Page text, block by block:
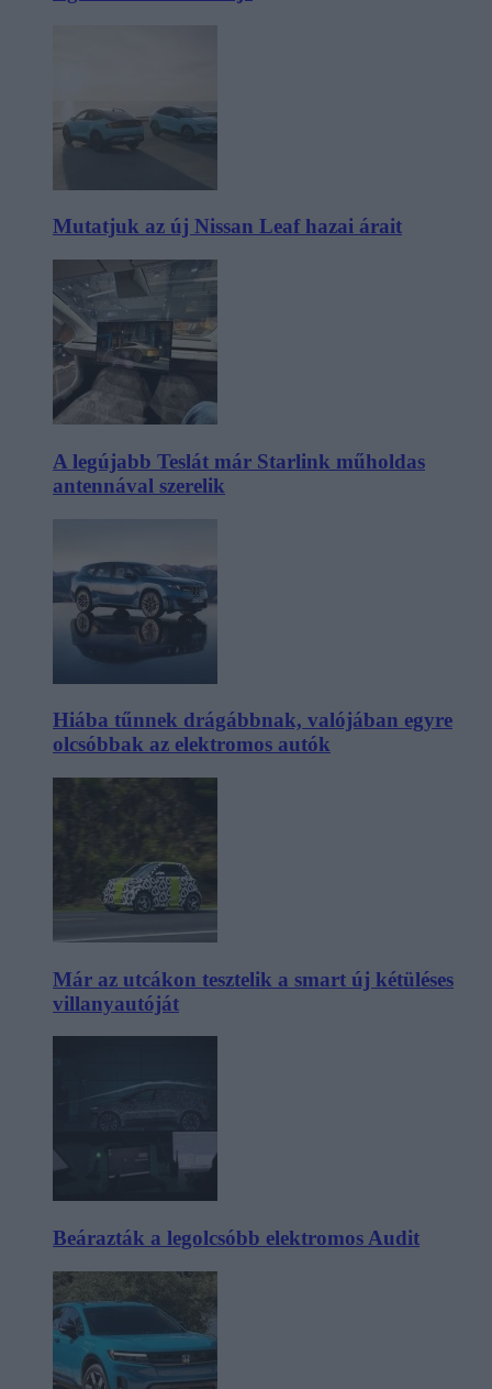
Mutatjuk az új Nissan Leaf hazai árait
A legújabb Teslát már Starlink műholdas
antennával szerelik
Hiába tűnnek drágábbnak, valójában egyre
olcsóbbak az elektromos autók
Már az utcákon tesztelik a smart új kétüléses
villanyautóját
Beárazták a legolcsóbb elektromos Audit